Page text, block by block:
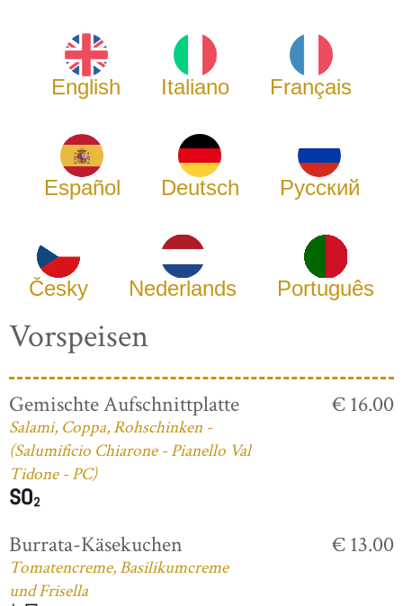
English Italiano Français
Español Deutsch Русский
Česky Nederlands Português
Vorspeisen
Gemischte Aufschnittplatte
Salami, Coppa, Rohschinken -
(Salumificio Chiarone - Pianello Val
Tidone - PC)
€ 16.00
Burrata-Käsekuchen
Tomatencreme, Basilikumcreme
und Frisella
€ 13.00